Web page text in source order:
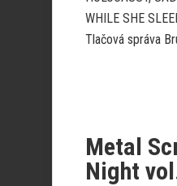
WHILE SHE
Tlačová správa
Metal
Night